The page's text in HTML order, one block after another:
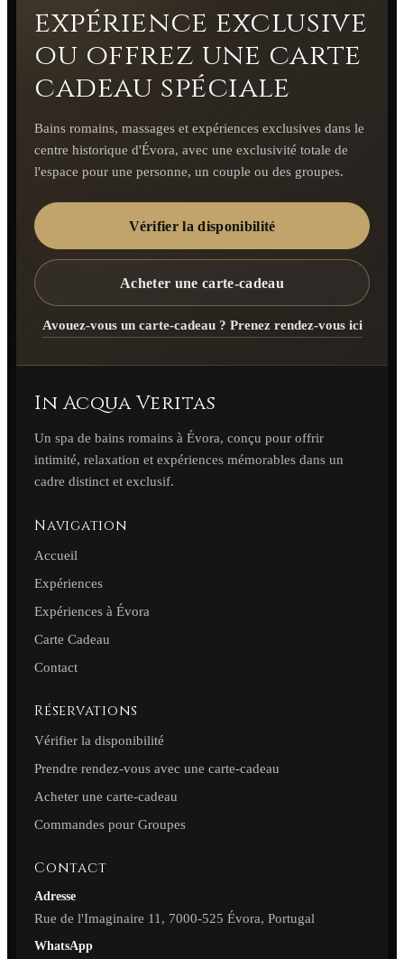
expérience exclusive
ou offrez une carte
cadeau spéciale
Bains romains, massages et expériences exclusives dans le
centre historique d'Évora, avec une exclusivité totale de
l'espace pour une personne, un couple ou des groupes.
Vérifier la disponibilité
Acheter une carte-cadeau
Avouez-vous un carte-cadeau ? Prenez rendez-vous ici
In Acqua Veritas
Un spa de bains romains à Évora, conçu pour offrir
intimité, relaxation et expériences mémorables dans un
cadre distinct et exclusif.
Navigation
Accueil
Expériences
Expériences à Évora
Carte Cadeau
Contact
Réservations
Vérifier la disponibilité
Prendre rendez-vous avec une carte-cadeau
Acheter une carte-cadeau
Commandes pour Groupes
Contact
Adresse
Rue de l'Imaginaire 11, 7000-525 Évora, Portugal
WhatsApp